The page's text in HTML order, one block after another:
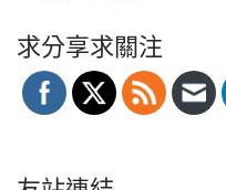
求分享求關注